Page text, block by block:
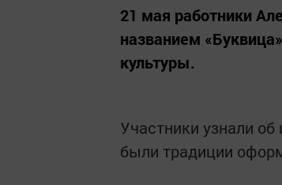
21 мая работники
названием
культуры.
Участники узнали
были традиции